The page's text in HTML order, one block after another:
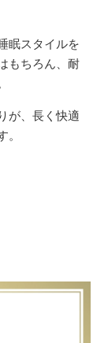
眠スタイルを
もちろん、耐
が、長く快適